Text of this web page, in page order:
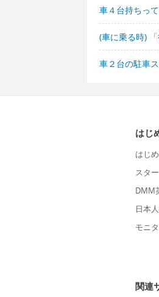
車４台持ちっ
(車に乗る時)
車２台の駐車
はじ
はじ
スタ
DMM
日本
モニ
関連